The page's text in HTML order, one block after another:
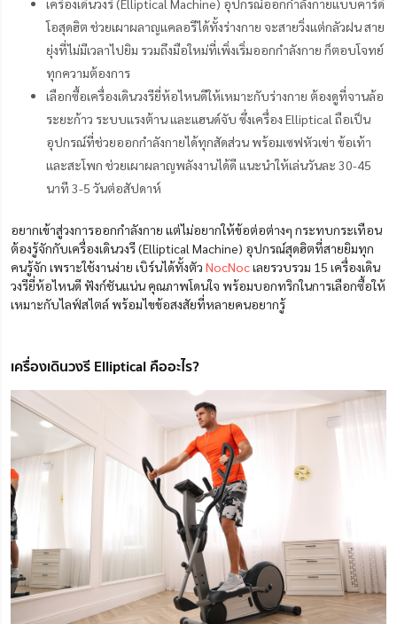
เครื่องเดินวงรี (Elliptical Machine) อุปกรณ์ออกกำลังกายแบบคาร์ดิ
โอสุดฮิต ช่วยเผาผลาญแคลอรีได้ทั้งร่างกาย จะสายวิ่งแต่กลัวฝน สาย
ยุ่งที่ไม่มีเวลาไปยิม รวมถึงมือใหม่ที่เพิ่งเริ่มออกกำลังกาย ก็ตอบโจทย์
ทุกความต้องการ
เลือกซื้อเครื่องเดินวงรียี่ห้อไหนดีให้เหมาะกับร่างกาย ต้องดูที่จานล้อ
ระยะก้าว ระบบแรงต้าน และแฮนด์จับ ซึ่งเครื่อง Elliptical ถือเป็น
อุปกรณ์ที่ช่วยออกกำลังกายได้ทุกสัดส่วน พร้อมเซฟหัวเข่า ข้อเท้า
และสะโพก ช่วยเผาผลาญพลังงานได้ดี แนะนำให้เล่นวันละ 30-45
นาที 3-5 วันต่อสัปดาห์
อยากเข้าสู่วงการออกกำลังกาย แต่ไม่อยากให้ข้อต่อต่างๆ กระทบกระเทือน
ต้องรู้จักกับเครื่องเดินวงรี (Elliptical Machine) อุปกรณ์สุดฮิตที่สายยิมทุก
คนรู้จัก เพราะใช้งานง่าย เบิร์นได้ทั้งตัว NocNocเลยรวบรวม 15 เครื่องเดิน
วงรียี่ห้อไหนดี ฟังก์ชันแน่น คุณภาพโดนใจ พร้อมบอกทริกในการเลือกซื้อให้
เหมาะกับไลฟ์สไตล์ พร้อมไขข้อสงสัยที่หลายคนอยากรู้
เครื่องเดินวงรี Elliptical คืออะไร?